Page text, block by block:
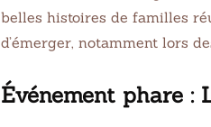
belles histoires de familles
d’émerger, notamment lors
Événement phare :